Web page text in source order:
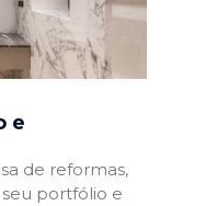
e
de reformas,
portfólio e